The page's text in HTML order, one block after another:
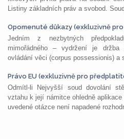
Listiny základních práv a svobod.
Opomenuté důkazy (exkluzivně
Jedním z nezbytných
mimořádného – vydržení je
ovládání věci (corpus possessionis) a
Právo EU (exkluzivně pro
Odmítl-li Nejvyšší soud dovolání
vztahu k její námitce ohledně
uvedené otázce není napadené